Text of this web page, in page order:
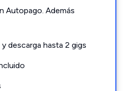
Autopago. Además
descarga hasta 2 gigs